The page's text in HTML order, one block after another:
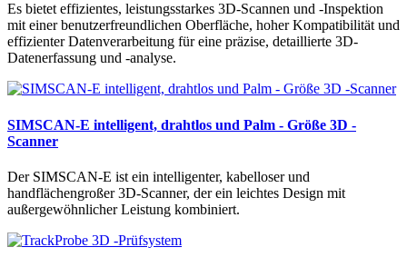
Es bietet effizientes, leistungsstarkes 3D-Scannen und -Inspektion
mit einer benutzerfreundlichen Oberfläche, hoher Kompatibilität und
effizienter Datenverarbeitung für eine präzise, ​​detaillierte 3D-
Datenerfassung und -analyse.
SIMSCAN-E intelligent, drahtlos und Palm - Größe 3D -
Scanner
Der SIMSCAN-E ist ein intelligenter, kabelloser und
handflächengroßer 3D-Scanner, der ein leichtes Design mit
außergewöhnlicher Leistung kombiniert.